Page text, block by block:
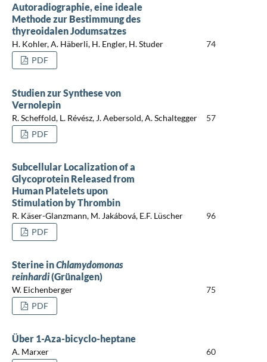
Autoradiographie, eine ideale
Methode zur Bestimmung des
thyreoidalen Jodumsatzes
H. Kohler, A. Häberli, H. Engler, H. Studer
74
PDF
Studien zur Synthese von
Vernolepin
R. Scheffold, L. Révész, J. Aebersold, A. Schaltegger
57
PDF
Subcellular Localization of a
Glycoprotein Released from
Human Platelets upon
Stimulation by Thrombin
R. Käser-Glanzmann, M. Jakábová, E.F. Lüscher
96
PDF
Sterine inChlamydomonas
reinhardi(Grünalgen)
W. Eichenberger
75
PDF
Über 1-Aza-bicyclo-heptane
A. Marxer 60